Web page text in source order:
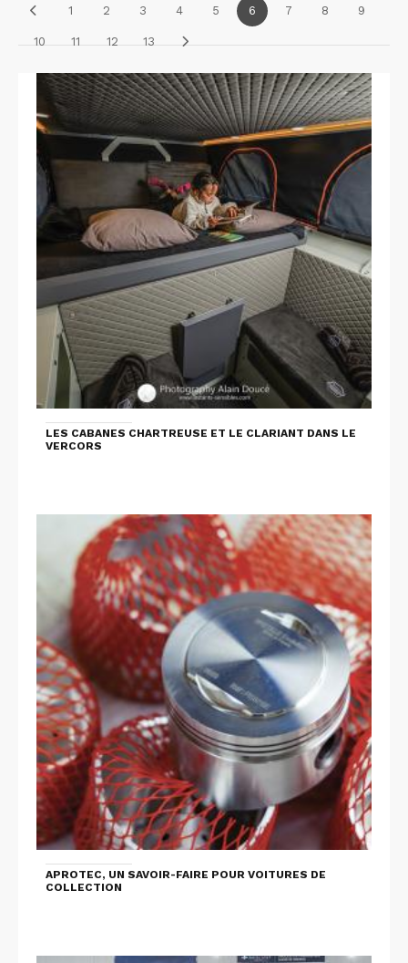
1 2 3 4 5 6 7 8 9
10 11 12 13
LES CABANES CHARTREUSE ET LE CLARIANT DANS LE
VERCORS
APROTEC, UN SAVOIR-FAIRE POUR VOITURES DE
COLLECTION